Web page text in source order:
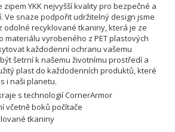
YKK nejvyšší kvality pro bezpečné a
Ve snaze podpořit udržitelný design jsme
odolné recyklované tkaniny, která je ze
materiálu vyrobeného z PET plastových
každodenní ochranu vašemu
šetrní k našemu životnímu prostředí a
plast do každodenních produktů, které
i naši planetu.
s technologií CornerArmor
včetně boků počítače
tkaniny